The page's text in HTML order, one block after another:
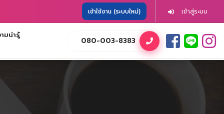
เข้าใช้งาน (ระบบใหม่) เข้าสู่ระบบ
มน่ารู้
080-003-8383